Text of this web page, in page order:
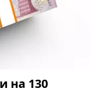
на 130